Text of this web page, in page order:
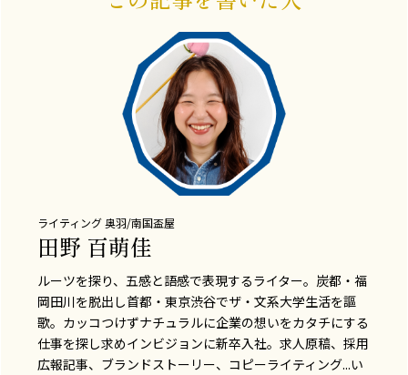
ライティング奥羽/南国盃屋
田野 百萌佳
ルーツを探り、五感と語感で表現するライター。炭都・福
岡田川を脱出し首都・東京渋谷でザ・文系大学生活を謳
歌。カッコつけずナチュラルに企業の想いをカタチにする
仕事を探し求めインビジョンに新卒入社。求人原稿、採用
広報記事、ブランドストーリー、コピーライティング...い